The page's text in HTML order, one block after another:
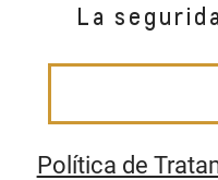
La
Política de